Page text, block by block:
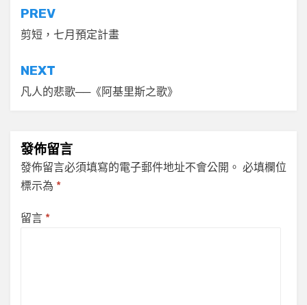
文
章
導
覽
PREV
剪短，七月預定計畫
NEXT
凡人的悲歌──《阿基里斯之歌》
發佈留言
發佈留言必須填寫的電子郵件地址不會公開。 必填欄位
標示為 *
留言 *